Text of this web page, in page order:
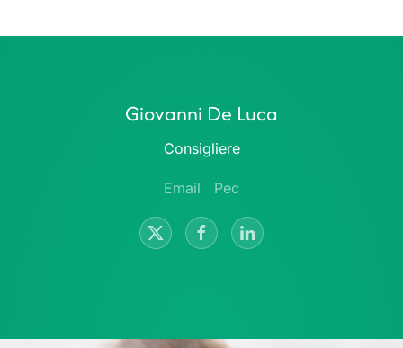
Giovanni De Luca
Consigliere
Email Pec